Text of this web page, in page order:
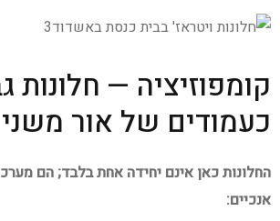
קומפוזיציה — חלונות
כעמודים של אור
החלונות כאן אינם יחידה אחת בלבד; הם
אנכיים: